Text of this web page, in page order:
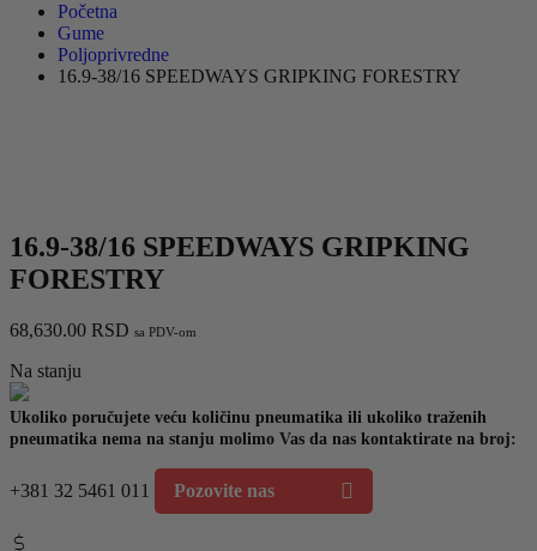
Početna
Gume
Poljoprivredne
16.9-38/16 SPEEDWAYS GRIPKING FORESTRY
16.9-38/16 SPEEDWAYS GRIPKING
FORESTRY
68,630.00 RSD sa PDV-om
Na stanju
Ukoliko poručujete veću količinu pneumatika ili ukoliko traženih
pneumatika nema na stanju molimo Vas da nas kontaktirate na broj:
+381 32 5461 011 Pozovite nas